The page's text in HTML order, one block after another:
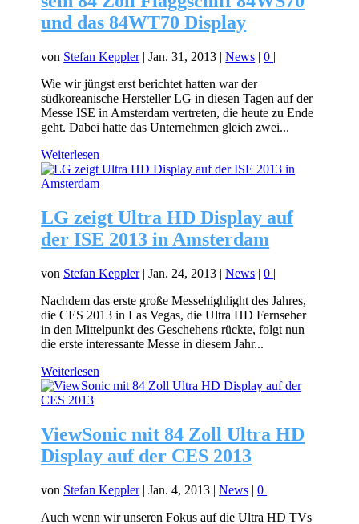
und das 84WT70 Display
von Stefan Keppler|Jan. 31, 2013 |News |0 |
Wie wir jüngst erst berichtet hatten war der
südkoreanische Hersteller LG in diesen Tagen auf der
Messe ISE in Amsterdam vertreten, die heute zu Ende
geht. Dabei hatte das Unternehmen gleich zwei...
Weiterlesen
LG zeigt Ultra HD Display auf
der ISE 2013 in Amsterdam
von Stefan Keppler|Jan. 24, 2013 |News |0 |
Nachdem das erste große Messehighlight des Jahres,
die CES 2013 in Las Vegas, die Ultra HD Fernseher
in den Mittelpunkt des Geschehens rückte, folgt nun
die erste interessante Messe in diesem Jahr...
Weiterlesen
ViewSonic mit 84 Zoll Ultra HD
Display auf der CES 2013
von Stefan Keppler|Jan. 4, 2013 |News |0 |
Auch wenn wir unseren Fokus auf die Ultra HD TVs